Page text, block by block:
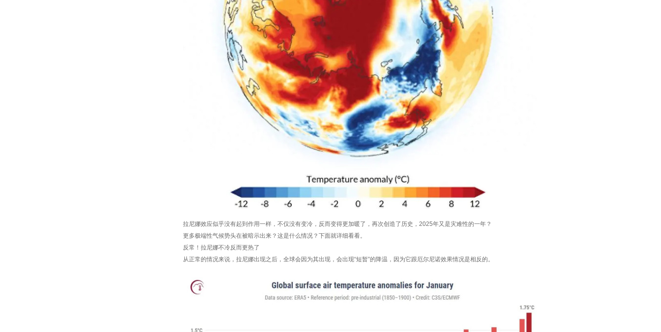
拉尼娜效应似乎没有起到作用一样，不仅没有变冷，反而变得更加暖了，再次创造了历史，2025年又是灾难性的一年？
更多极端性气候势头在被暗示出来？这是什么情况？下面就详细看看。
反常！拉尼娜不冷反而更热了
从正常的情况来说，拉尼娜出现之后，全球会因为其出现，会出现“短暂”的降温，因为它跟厄尔尼诺效果情况是相反的。